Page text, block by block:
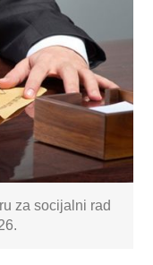
za socijalni rad